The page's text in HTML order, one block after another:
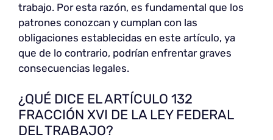
trabajo. Por esta razón, es fundamental que los
patrones conozcan y cumplan con las
obligaciones establecidas en este artículo, ya
que de lo contrario, podrían enfrentar graves
consecuencias legales.
¿QUÉ DICE EL ARTÍCULO 132
FRACCIÓN XVI DE LA LEY FEDERAL
DEL TRABAJO?